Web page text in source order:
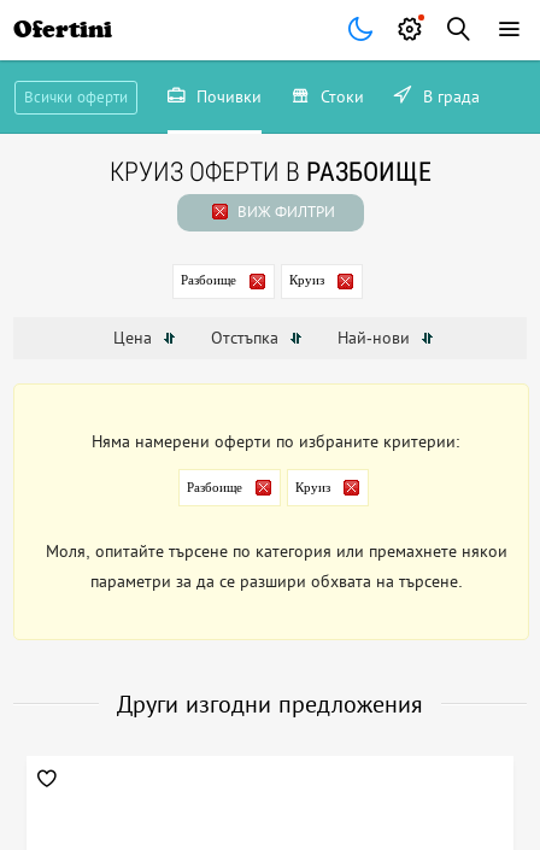
Ofertini
Всички оферти Почивки Стоки В града
КРУИЗ ОФЕРТИ В РАЗБОИЩЕ
ВИЖ ФИЛТРИ
Разбоище Круиз
Цена Отстъпка Най-нови
Няма намерени оферти по избраните критерии:
Разбоище Круиз
Моля, опитайте търсене по категория или премахнете някои
параметри за да се разшири обхвата на търсене.
Други изгодни предложения